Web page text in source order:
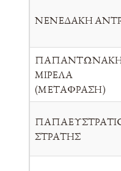
ΝΕΝΕΔΑΚΗ
ΜΙΡΕΛΑ
(ΜΕΤΑΦΡΑΣΗ)
ΣΤΡΑΤΗΣ